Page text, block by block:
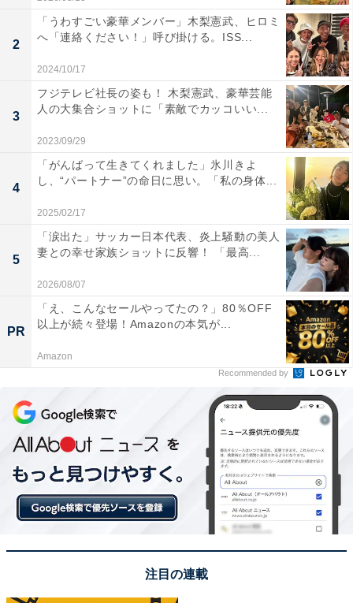
2
「うわすごい豪華メンバー」木梨憲武、ヒロミ
へ「連絡ください！」呼び掛ける。ISS...
2024/10/17
3
フジテレビ社長の姿も！ 木梨憲武、豪華芸能
人の大集合ショットに「素敵でカッコいい...
2023/09/29
4
「がんばって生きてくれました」氷川きよ
し、“パートナー”の命日に思い。「私の身体...
2025/02/17
5
「涙出た」サッカー日本代表、炎上騒動の美人
妻との幸せ家族ショットに反響！ 「最高...
2026/08/07
PR
「え、こんなセールやってたの？」80％OFF
以上が続々登場！Amazonの本気が...
Amazon
Recommended by
注目の連載